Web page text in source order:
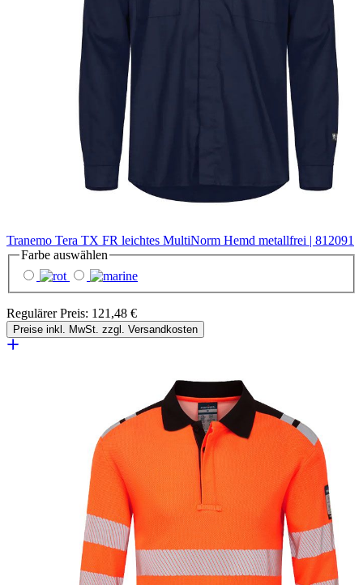
Tranemo Tera TX FR leichtes MultiNorm Hemd metallfrei | 812091
Farbe auswählen
Regulärer Preis: 121,48 €
Preise inkl. MwSt. zzgl. Versandkosten